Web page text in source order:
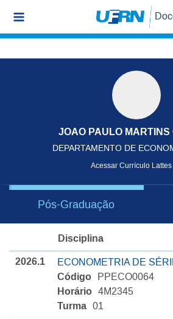
JOAO PAULO MARTINS
DEPARTAMENTO DE
Acessar Currículo Lattes
Pós-Graduação
Disciplina
2026.1
ECONOMETRIA DE
Código
PPECO0064
Horário 4M2345
Turma 01